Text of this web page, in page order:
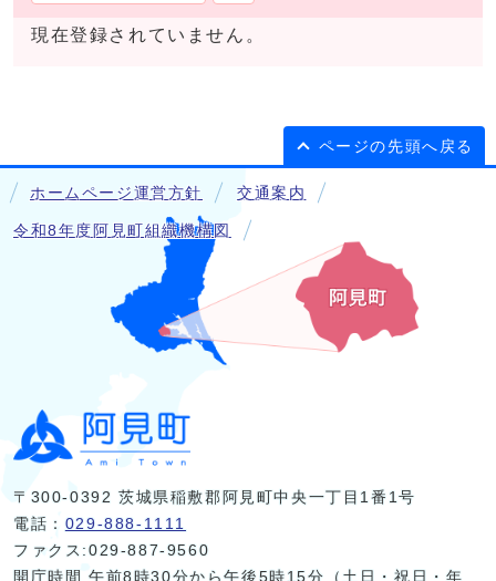
現在登録されていません。
ページの先頭へ戻る
ホームページ運営方針 交通案内
令和8年度阿見町組織機構図
〒300-0392 茨城県稲敷郡阿見町中央一丁目1番1号
電話： 029-888-1111
ファクス:029-887-9560
開庁時間 午前8時30分から午後5時15分（土日・祝日・年